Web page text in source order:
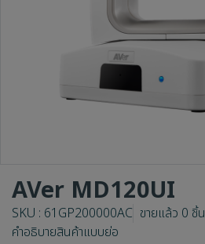
AVer MD120UI
SKU : 61GP200000AC ขายแล้ว 0 ชิ้น
คำอธิบายสินค้าแบบย่อ